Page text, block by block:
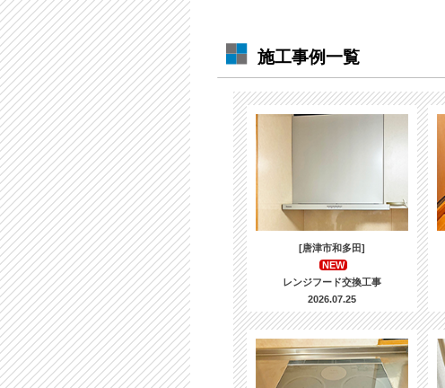
施工事例一覧
[唐津市和多田]
NEW
レンジフード交換工事
2026.07.25